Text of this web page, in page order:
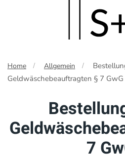
main
content
Home Allgemein
Geldwäschebeauftragten § 7 GwG
7